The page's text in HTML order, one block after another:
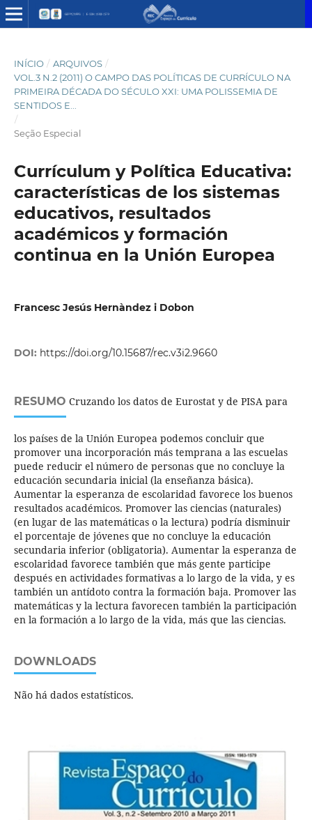
INÍCIO / ARQUIVOS /
VOL.3 N.2 (2011) O CAMPO DAS POLÍTICAS DE CURRÍCULO NA
PRIMEIRA DÉCADA DO SÉCULO XXI: UMA POLISSEMIA DE
SENTIDOS E...
/
Seção Especial
Currículum y Política Educativa:
características de los sistemas
educativos, resultados
académicos y formación
continua en la Unión Europea
Francesc Jesús Hernàndez i Dobon
DOI: https://doi.org/10.15687/rec.v3i2.9660
RESUMO Cruzando los datos de Eurostat y de PISA para
los países de la Unión Europea podemos concluir que
promover una incorporación más temprana a las escuelas
puede reducir el número de personas que no concluye la
educación secundaria inicial (la enseñanza básica).
Aumentar la esperanza de escolaridad favorece los buenos
resultados académicos. Promover las ciencias (naturales)
(en lugar de las matemáticas o la lectura) podría disminuir
el porcentaje de jóvenes que no concluye la educación
secundaria inferior (obligatoria). Aumentar la esperanza de
escolaridad favorece también que más gente participe
después en actividades formativas a lo largo de la vida, y es
también un antídoto contra la formación baja. Promover las
matemáticas y la lectura favorecen también la participación
en la formación a lo largo de la vida, más que las ciencias.
DOWNLOADS
Não há dados estatísticos.